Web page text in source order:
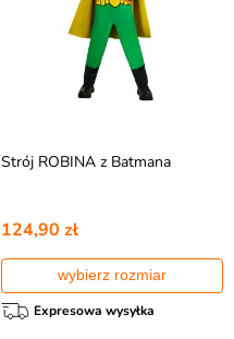
Strój ROBINA z Batmana
124,90 zł
wybierz rozmiar
Expresowa wysyłka